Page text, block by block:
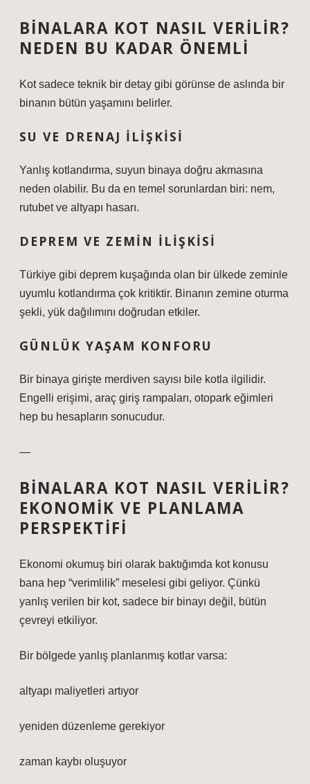
BINALARA KOT NASIL VERILIR?
NEDEN BU KADAR ÖNEMLI
Kot sadece teknik bir detay gibi görünse de aslında bir
binanın bütün yaşamını belirler.
SU VE DRENAJ ILIŞKISI
Yanlış kotlandırma, suyun binaya doğru akmasına
neden olabilir. Bu da en temel sorunlardan biri: nem,
rutubet ve altyapı hasarı.
DEPREM VE ZEMIN ILIŞKISI
Türkiye gibi deprem kuşağında olan bir ülkede zeminle
uyumlu kotlandırma çok kritiktir. Binanın zemine oturma
şekli, yük dağılımını doğrudan etkiler.
GÜNLÜK YAŞAM KONFORU
Bir binaya girişte merdiven sayısı bile kotla ilgilidir.
Engelli erişimi, araç giriş rampaları, otopark eğimleri
hep bu hesapların sonucudur.
—
BINALARA KOT NASIL VERILIR?
EKONOMIK VE PLANLAMA
PERSPEKTIFI
Ekonomi okumuş biri olarak baktığımda kot konusu
bana hep “verimlilik” meselesi gibi geliyor. Çünkü
yanlış verilen bir kot, sadece bir binayı değil, bütün
çevreyi etkiliyor.
Bir bölgede yanlış planlanmış kotlar varsa:
altyapı maliyetleri artıyor
yeniden düzenleme gerekiyor
zaman kaybı oluşuyor